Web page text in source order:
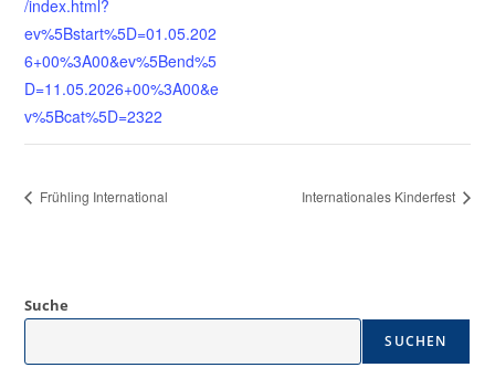
/index.html?
ev%5Bstart%5D=01.05.202
6+00%3A00&ev%5Bend%5
D=11.05.2026+00%3A00&e
v%5Bcat%5D=2322
Frühling International Internationales Kinderfest
Suche
SUCHEN